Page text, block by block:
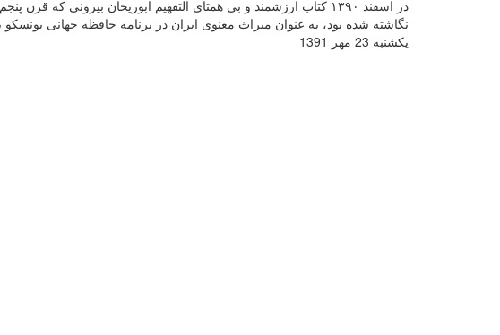
در اسفند ۱۳۹۰ کتاب ارزشمند و بی همتای التفهیم ابوریحان بیرونی که
نگاشته شده بود، به عنوان میراث معنوی ایران در برنامه حافظه جهانی
یکشنبه 23 مهر 1391